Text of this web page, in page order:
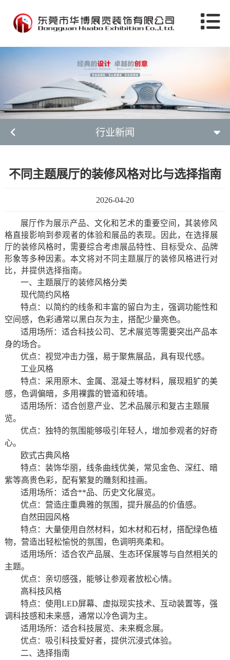
行业新闻
不同主题展厅的装修风格对比与选择指南
2026-04-20
展厅作为展示产品、文化和艺术的重要空间，其装修风
格直接影响到参观者的体验和展品的表现。因此，在选择展
厅的装修风格时，需要综合考虑展品特性、目标受众、品牌
形象等多种因素。本文将对不同主题展厅的装修风格进行对
比，并提供选择指南。
一、主题展厅的装修风格分类
现代简约风格
特点：以简约的线条和丰富的留白为主，强调功能性和
空间感，色彩通常以黑白灰为主，搭配少量亮色。
适用场所：适合科技公司、艺术展览等需要突出产品本
身的场合。
优点：视觉冲击力强，易于聚焦展品，具有现代感。
工业风格
特点：采用原木、金属、混凝土等材料，展现粗犷的美
感，色调偏暗，多用裸露的管道和砖墙。
适用场所：适合创意产业、艺术品展示和复古主题展
览。
优点：独特的氛围能够吸引年轻人，增加参观者的好奇
心。
欧式古典风格
特点：装饰华丽，线条曲线优美，常见金色、深红、暗
紫等高贵色彩，配有繁复的雕刻和挂画。
适用场所：适合**品、历史文化展览。
优点：营造庄重典雅的氛围，提升展品的价值感。
自然田园风格
特点：大量使用自然材料，如木材和石材，搭配绿色植
物，营造出轻松愉悦的氛围，色调明亮柔和。
适用场所：适合农产品展、生态环保展等与自然相关的
主题。
优点：亲切感强，能够让参观者放松心情。
高科技风格
特点：使用LED屏幕、虚拟现实技术、互动装置等，强
调科技感和未来感，通常以冷色调为主。
适用场所：适合科技展览、未来概念展。
优点：吸引科技爱好者，提供沉浸式体验。
二、选择指南